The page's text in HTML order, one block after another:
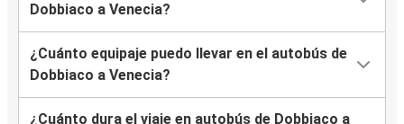
Dobbiaco a Venecia?
¿Cuánto equipaje puedo llevar en el autobús de
Dobbiaco a Venecia?
¿Cuánto dura el viaje en autobús de Dobbiaco a